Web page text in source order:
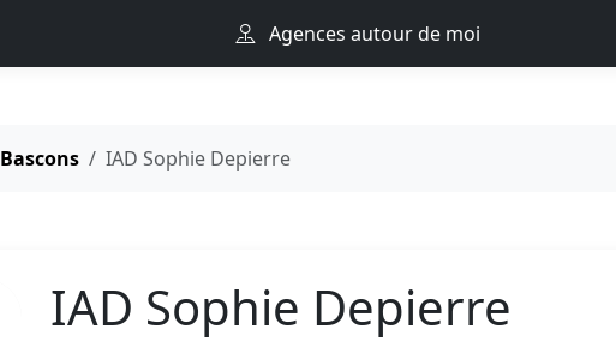
Agences autour de moi
Bascons IAD Sophie Depierre
IAD Sophie Depierre